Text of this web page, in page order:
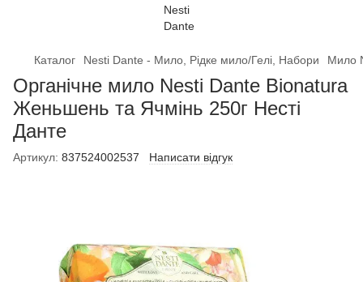
Каталог Nesti Dante - Мило, Рідке мило/Гелі, Набори Мило
Органічне мило Nesti Dante Bionatura
Женьшень та Ячмінь 250г Несті
Данте
Артикул: 837524002537 Написати відгук